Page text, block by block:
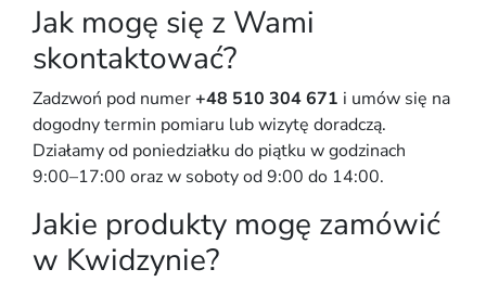
Jak mogę się z Wami
skontaktować?
Zadzwoń pod numer+48 510 304 671 i umów się na
dogodny termin pomiaru lub wizytę doradczą.
Działamy od poniedziałku do piątku w godzinach
9:00–17:00 oraz w soboty od 9:00 do 14:00.
Jakie produkty mogę zamówić
w Kwidzynie?